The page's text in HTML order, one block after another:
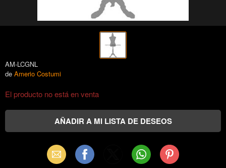
AM-LCGNL
de Amerio Costumi
El producto no está en venta
Email Facebook WhatsAppPinterest